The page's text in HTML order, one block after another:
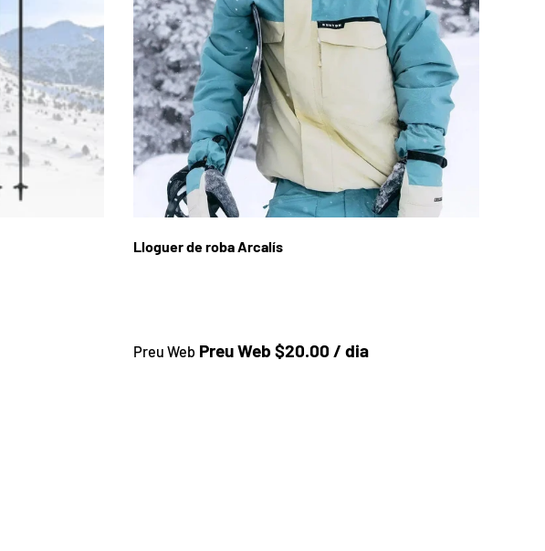
Lloguer de roba Arcalís
Preu a la botiga
Preu Web Preu Web $20.00 / dia